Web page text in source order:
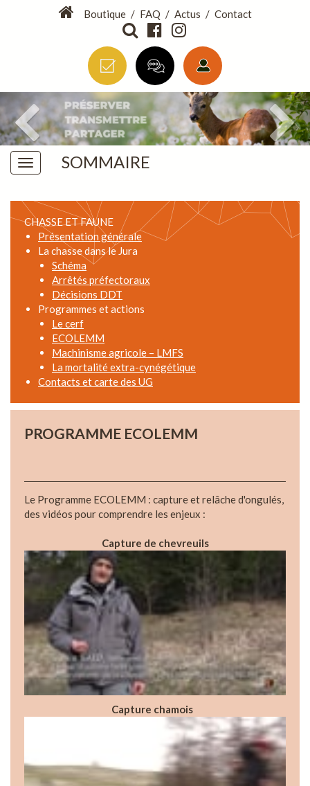
Boutique / FAQ / Actus / Contact
SOMMAIRE
CHASSE ET FAUNE
Présentation générale
La chasse dans le Jura
Schéma
Arrêtés préfectoraux
Décisions DDT
Programmes et actions
Le cerf
ECOLEMM
Machinisme agricole – LMFS
La mortalité extra-cynégétique
Contacts et carte des UG
PROGRAMME ECOLEMM
Le Programme ECOLEMM : capture et relâche d'ongulés,
des vidéos pour comprendre les enjeux :
Capture de chevreuils
Capture chamois